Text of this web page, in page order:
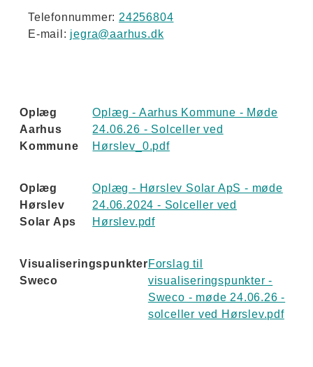
Telefonnummer:24256804
E-mail: jegra@aarhus.dk
Oplæg - Aarhus Kommune - Møde
24.06.26 - Solceller ved
Hørslev_0.pdf
Oplæg
Aarhus
Kommune
Oplæg - Hørslev Solar ApS - møde
24.06.2024 - Solceller ved
Hørslev.pdf
Oplæg
Hørslev
Solar Aps
Forslag til
visualiseringspunkter -
Sweco - møde 24.06.26 -
solceller ved Hørslev.pdf
Visualiseringspunkter
Sweco